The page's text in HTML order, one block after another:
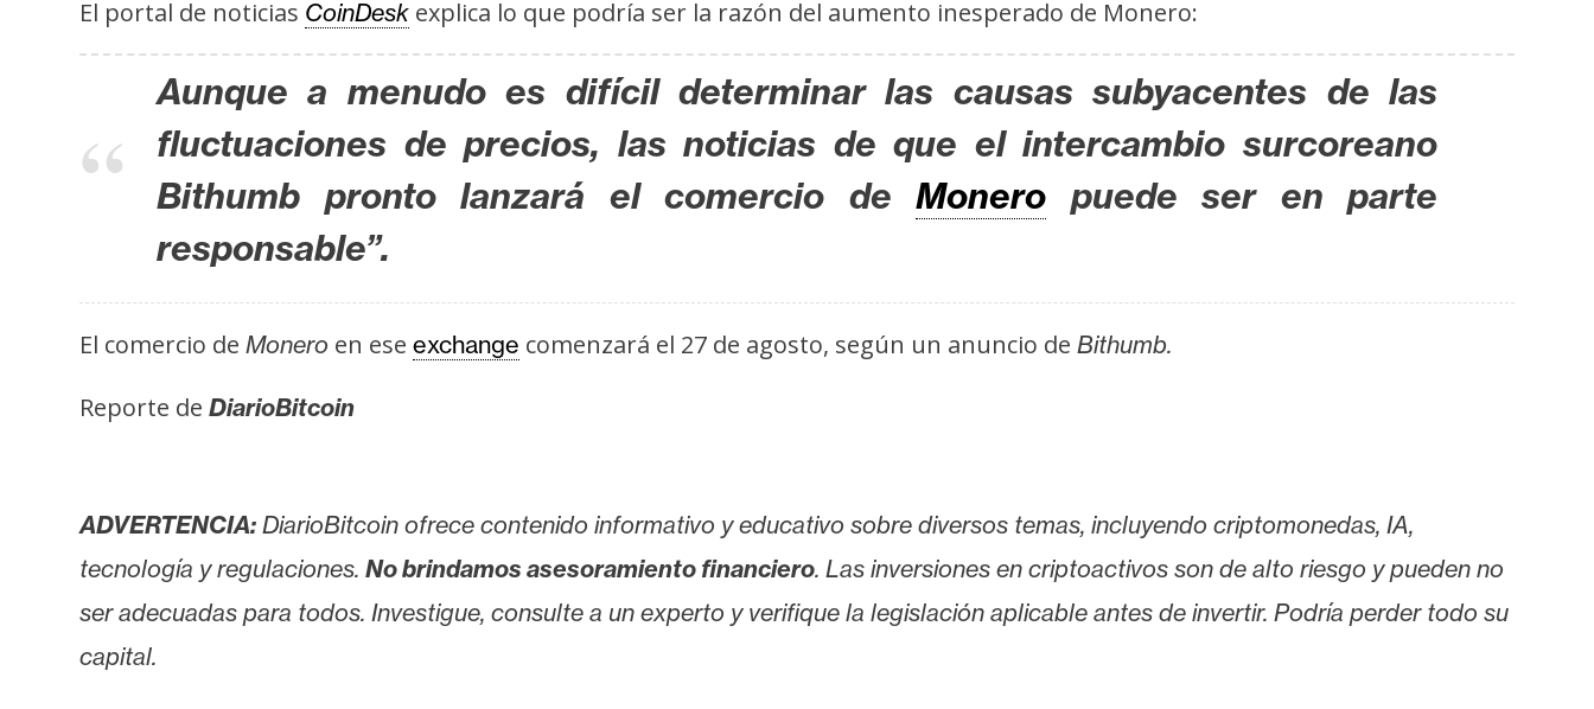
A
l
o
d
e
r
e
El portal de noticias CoinDesk explica lo que podría ser la razón del aumento inesperado de Monero:
Aunque a menudo es difícil determinar las causas subyacentes de las
fluctuaciones de precios, las noticias de que el intercambio surcoreano
Bithumb pronto lanzará el comercio de Monero puede ser en parte
responsable”.
El comercio de Monero en ese exchange comenzará el 27 de agosto, según un anuncio de Bithumb.
Reporte de DiarioBitcoin
ADVERTENCIA: DiarioBitcoin ofrece contenido informativo y educativo sobre diversos temas, incluyendo criptomonedas, IA,
tecnología y regulaciones. No brindamos asesoramiento financiero. Las inversiones en criptoactivos son de alto riesgo y pueden no
ser adecuadas para todos. Investigue, consulte a un experto y verifique la legislación aplicable antes de invertir. Podría perder todo su
capital.